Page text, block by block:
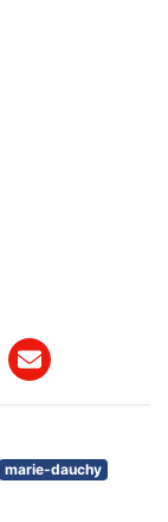
marie-dauchy